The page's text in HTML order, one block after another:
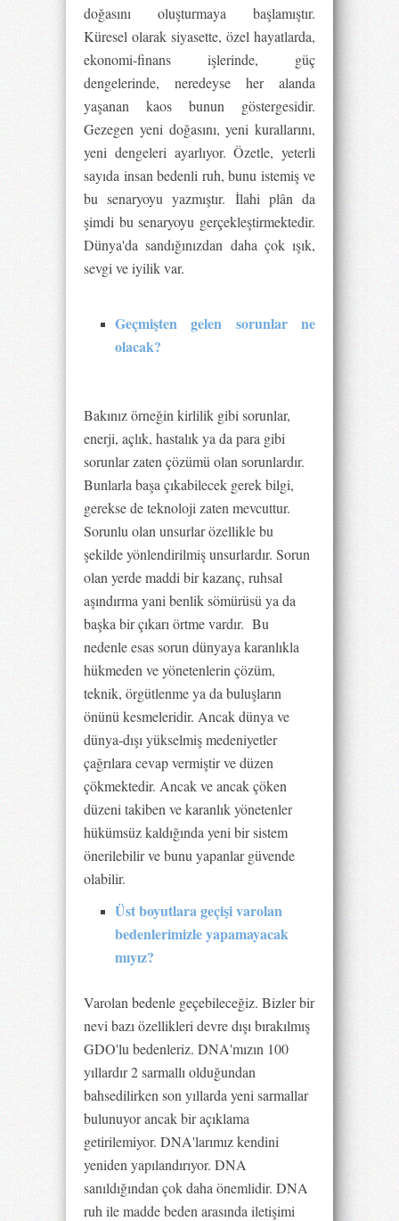
doğasını oluşturmaya başlamıştır.
Küresel olarak siyasette, özel hayatlarda,
ekonomi-finans işlerinde, güç
dengelerinde, neredeyse her alanda
yaşanan kaos bunun göstergesidir.
Gezegen yeni doğasını, yeni kurallarını,
yeni dengeleri ayarlıyor. Özetle, yeterli
sayıda insan bedenli ruh, bunu istemiş ve
bu senaryoyu yazmıştır. İlahi plân da
şimdi bu senaryoyu gerçekleştirmektedir.
Dünya'da sandığınızdan daha çok ışık,
sevgi ve iyilik var.
Geçmişten gelen sorunlar ne
olacak?
Bakınız örneğin kirlilik gibi sorunlar,
enerji, açlık, hastalık ya da para gibi
sorunlar zaten çözümü olan sorunlardır.
Bunlarla başa çıkabilecek gerek bilgi,
gerekse de teknoloji zaten mevcuttur.
Sorunlu olan unsurlar özellikle bu
şekilde yönlendirilmiş unsurlardır. Sorun
olan yerde maddi bir kazanç, ruhsal
aşındırma yani benlik sömürüsü ya da
başka bir çıkarı örtme vardır. Bu
nedenle esas sorun dünyaya karanlıkla
hükmeden ve yönetenlerin çözüm,
teknik, örgütlenme ya da buluşların
önünü kesmeleridir. Ancak dünya ve
dünya-dışı yükselmiş medeniyetler
çağrılara cevap vermiştir ve düzen
çökmektedir. Ancak ve ancak çöken
düzeni takiben ve karanlık yönetenler
hükümsüz kaldığında yeni bir sistem
önerilebilir ve bunu yapanlar güvende
olabilir.
Üst boyutlara geçişi varolan
bedenlerimizle yapamayacak
mıyız?
Varolan bedenle geçebileceğiz. Bizler bir
nevi bazı özellikleri devre dışı bırakılmış
GDO'lu bedenleriz. DNA'mızın 100
yıllardır 2 sarmallı olduğundan
bahsedilirken son yıllarda yeni sarmallar
bulunuyor ancak bir açıklama
getirilemiyor. DNA'larımız kendini
yeniden yapılandırıyor. DNA
sanıldığından çok daha önemlidir. DNA
ruh ile madde beden arasında iletişimi